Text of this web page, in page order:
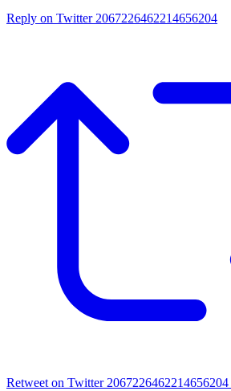
Reply on Twitter 2067226462214656204
Retweet on Twitter 2067226462214656204